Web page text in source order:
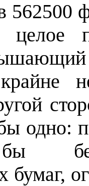
562500
одно:
бумаг,